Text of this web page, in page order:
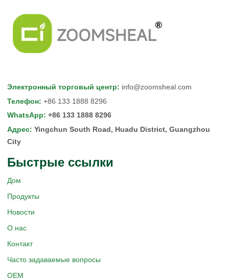
Электронный торговый центр: info@zoomsheal.com
Телефон: +86 133 1888 8296
WhatsApp: +86 133 1888 8296
Адрес: Yingchun South Road, Huadu District, Guangzhou
City
Быстрые ссылки
Дом
Продукты
Новости
О нас
Контакт
Часто задаваемые вопросы
OEM